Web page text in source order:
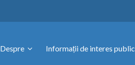
Despre Informații de interes public